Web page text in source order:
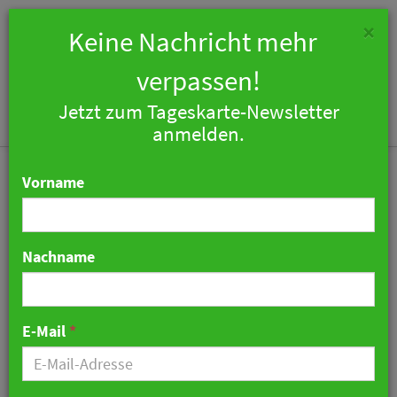
Wie Las Vegas hätte
aussehen können
18. August 2020 12:26 Uhr| Hotellerie
×
Keine Nachricht mehr
verpassen!
Jetzt zum Tageskarte-Newsletter
anmelden.
Vorname
Nachname
E-Mail *